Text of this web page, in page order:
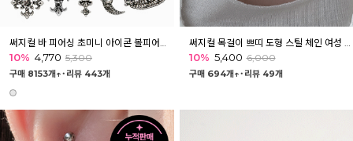
10% 4,770 5,300
구매 8153개↑˙ 리뷰 443개
10% 5,400 6,000
구매 694개↑˙ 리뷰 49개